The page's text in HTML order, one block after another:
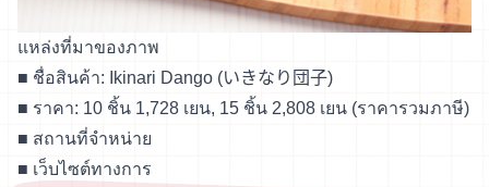
แหล่งที่มาของภาพ
■ ชื่อสินค้า: Ikinari Dango (いきなり団子)
■ ราคา: 10 ชิ้น 1,728 เยน, 15 ชิ้น 2,808 เยน (ราคารวมภาษี)
■ สถานที่จำหน่าย
■ เว็บไซต์ทางการ